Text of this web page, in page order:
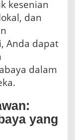
kesenian
dan
Anda dapat
dalam
yang